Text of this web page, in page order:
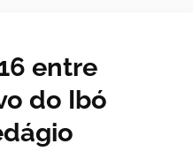
entre
do Ibó